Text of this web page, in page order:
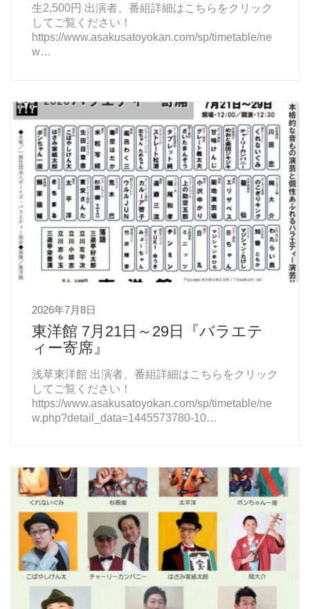
生2,500円 出演者、番組詳細はこちらをクリック
してご覧ください！
https://www.asakusatoyokan.com/sp/timetable/ne
w…
2026年7月8日
東洋館 7月21日～29日『バラエテ
ィー寄席』
浅草東洋館 出演者、番組詳細はこちらをクリック
してご覧ください！
https://www.asakusatoyokan.com/sp/timetable/ne
w.php?detail_data=1445573780-10…